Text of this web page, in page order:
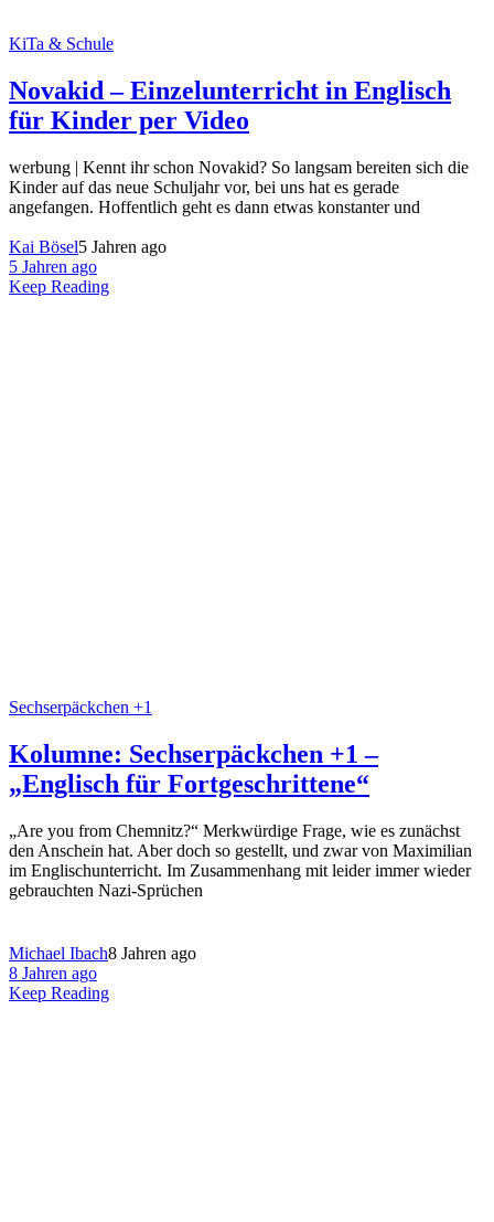
KiTa & Schule
Novakid – Einzelunterricht in Englisch
für Kinder per Video
werbung | Kennt ihr schon Novakid? So langsam bereiten sich die
Kinder auf das neue Schuljahr vor, bei uns hat es gerade
angefangen. Hoffentlich geht es dann etwas konstanter und
Kai Bösel5 Jahren ago
5 Jahren ago
Keep Reading
Sechserpäckchen +1
Kolumne: Sechserpäckchen +1 –
„Englisch für Fortgeschrittene“
„Are you from Chemnitz?“ Merkwürdige Frage, wie es zunächst
den Anschein hat. Aber doch so gestellt, und zwar von Maximilian
im Englischunterricht. Im Zusammenhang mit leider immer wieder
gebrauchten Nazi-Sprüchen
Michael Ibach8 Jahren ago
8 Jahren ago
Keep Reading